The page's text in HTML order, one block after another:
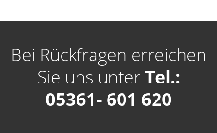
Bei Rückfragen erreichen
Sie uns unterTel.:
05361- 601 620